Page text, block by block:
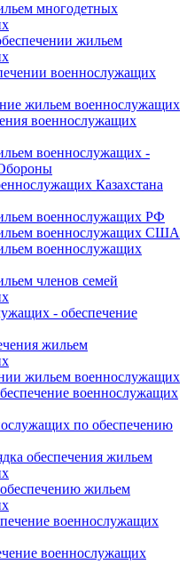
многодетных
жильем
военнослужащих
жильем военнослужащих
военнослужащих
военнослужащих -
Казахстана
военнослужащих РФ
военнослужащих США
военнослужащих
членов семей
- обеспечение
жильем
жильем военнослужащих
военнослужащих
по обеспечению
обеспечения жильем
жильем
военнослужащих
военнослужащих